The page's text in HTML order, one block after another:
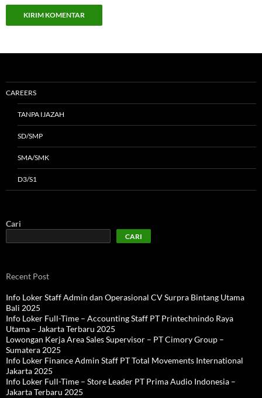
CAREERS
TANPA IJAZAH
SD/SMP
SMA/SMK
D3/S1
Cari
CARI
Recent Post
Info Loker Staff Admin dan Operasional CV Surpra Bintang Utama
Bali 2025
Info Loker Full-Time – Accounting Staff PT Printechnindo Raya
Utama – Jakarta Terbaru 2025
Lowongan Kerja Area Sales Supervisor – PT Cimory Group –
Sumatera 2025
Info Loker Finance Admin Staff PT Total Movements International
Jakarta 2025
Info Loker Full-Time – Store Leader PT Prima Audio Indonesia –
Jakarta Terbaru 2025